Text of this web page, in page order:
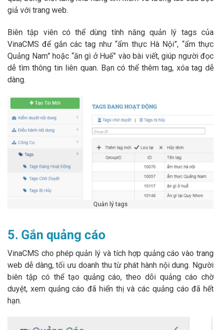
giả với trang web.
Biên tập viên có thể dùng tính năng quản lý tags của
VinaCMS để gắn các tag như “ẩm thực Hà Nội”, “ẩm thực
Quảng Nam” hoặc “ăn gì ở Huế” vào bài viết, giúp người đọc
dễ tìm thông tin liên quan. Bạn có thể thêm tag, xóa tag dễ
dàng.
Quản lý tags
5. Gắn quảng cáo
VinaCMS cho phép quản lý và tích hợp quảng cáo vào trang
web dễ dàng, tối ưu doanh thu từ phát hành nội dung. Người
biên tập có thể tạo quảng cáo, theo dõi quảng cáo chờ
duyệt, xem quảng cáo đã hiển thị và các quảng cáo đã hết
hạn.